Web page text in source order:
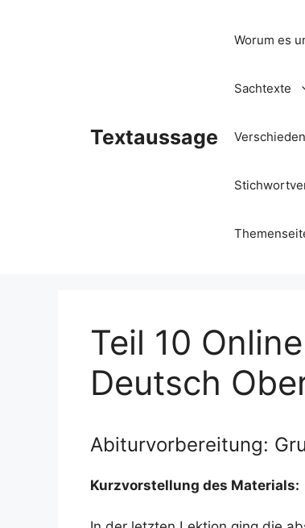
Textaussage
Worum es
Sachtexte
Teil 10
Deutsch
Abiturvorbereitung:
Kurzvorstellung des Materials: